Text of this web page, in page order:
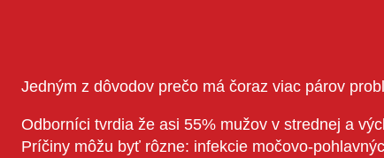
Jedným z dôvodov prečo má čoraz viac párov
Odborníci tvrdia že asi 55% mužov v strednej a
Príčiny môžu byť rôzne: infekcie močovo-